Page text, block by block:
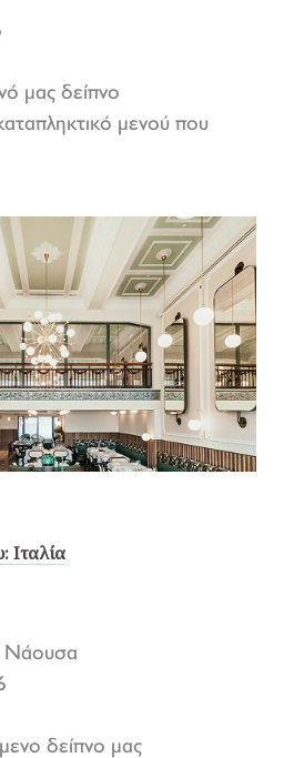
μας δείπνο
μενού που
Ιταλία
Νάουσα
δείπνο μας